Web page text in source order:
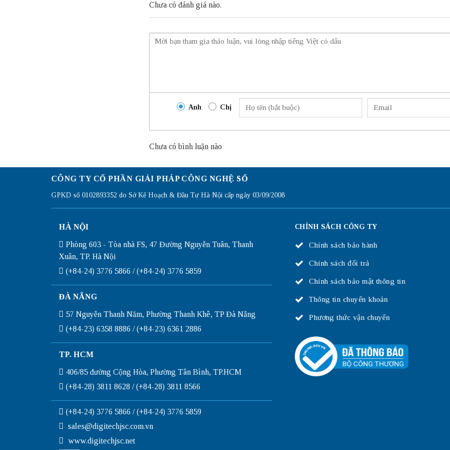
Chưa có đánh giá nào.
Anh Chị
Chưa có bình luận nào
CÔNG TY CỔ PHẦN GIẢI PHÁP CÔNG NGHỆ SỐ
GPKD số 0102893352 do Sở Kế Hoạch & Đầu Tư Hà Nội cấp ngày 03/09/2008
HÀ NỘI
Phòng 603 - Tòa nhà FS, 47 Đường Nguyễn Tuân, Thanh
Xuân, TP. Hà Nội
(+84-24) 3776 5866 / (+84-24) 3776 5859
ĐÀ NẴNG
57 Nguyễn Thanh Năm, Phường Thanh Khê, TP Đà Nẵng
(+84-23) 6358 8886 / (+84-23) 6361 2886
TP. HCM
406/85 đường Cộng Hòa, Phường Tân Bình, TP.HCM
(+84-28) 3811 8628 / (+84-28) 3811 8566
(+84-24) 3776 5866 / (+84-24) 3776 5859
sales@digitechjsc.com.vn
www.digitechjsc.net
CHÍNH SÁCH CÔNG TY
Chính sách bảo hành
Chính sách đổi trả
Chính sách bảo mật thông tin
Thông tin chuyển khoản
Phương thức vận chuyển